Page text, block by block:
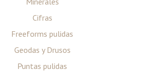
Cifras
Freeforms pulidas
Geodas y Drusos
Puntas pulidas